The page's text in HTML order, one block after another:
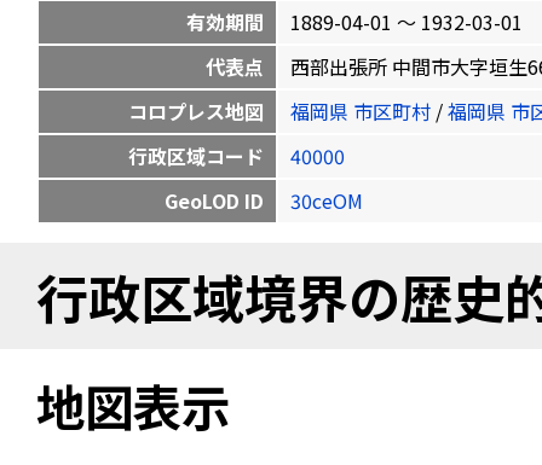
有効期間
1889-04-01 〜 1932-03-01
代表点
西部出張所 中間市大字垣生
コロプレス地図
福岡県 市区町村 /福岡県 市
行政区域コード
40000
GeoLOD ID
30ceOM
行政区域境界の歴史
地図表示